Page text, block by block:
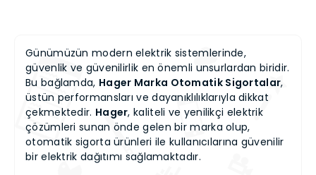
Günümüzün modern elektrik sistemlerinde,
güvenlik ve güvenilirlik en önemli unsurlardan biridir.
Bu bağlamda, Hager Marka Otomatik Sigortalar,
üstün performansları ve dayanıklılıklarıyla dikkat
çekmektedir. Hager, kaliteli ve yenilikçi elektrik
çözümleri sunan önde gelen bir marka olup,
otomatik sigorta ürünleri ile kullanıcılarına güvenilir
bir elektrik dağıtımı sağlamaktadır.